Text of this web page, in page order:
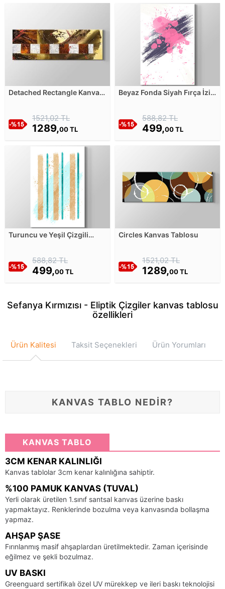
Detached Rectangle Kanvas
1521,02 TL
1289,00 TL
Beyaz Fonda Siyah Fırça İzi
588,82 TL
499,00 TL
Turuncu ve Yeşil Çizgili
588,82 TL
499,00 TL
Circles Kanvas Tablosu
1521,02 TL
1289,00 TL
Sefanya Kırmızısı - Eliptik Çizgiler kanvas tablosu
özellikleri
Ürün Kalitesi Taksit Seçenekleri Ürün Yorumları
KANVAS TABLO NEDİR?
KANVAS TABLO
3CM KENAR KALINLIĞI
Kanvas tablolar 3cm kenar kalınlığına sahiptir.
%100 PAMUK KANVAS (TUVAL)
Yerli olarak üretilen 1.sınıf santsal kanvas üzerine baskı
yapmaktayız. Renklerinde bozulma veya kanvasında bollaşma
yapmaz.
AHŞAP ŞASE
Fırınlanmış masif ahşaplardan üretilmektedir. Zaman içerisinde
eğilmez ve şekli bozulmaz.
UV BASKI
Greenguard sertifikalı özel UV mürekkep ve ileri baskı teknolojisi